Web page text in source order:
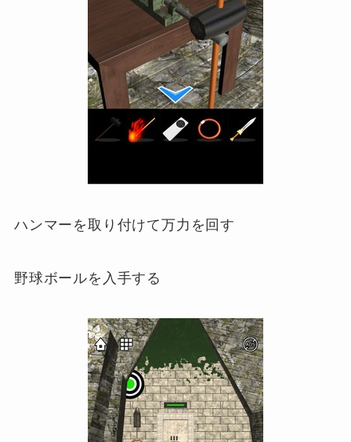
ハンマーを取り付けて万力を回す
野球ボールを入手する